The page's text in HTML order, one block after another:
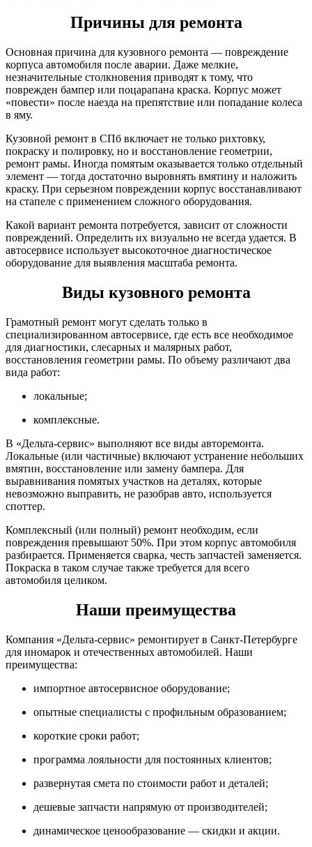
Причины для ремонта
Основная причина для кузовного ремонта — повреждение
корпуса автомобиля после аварии. Даже мелкие,
незначительные столкновения приводят к тому, что
поврежден бампер или поцарапана краска. Корпус может
«повести» после наезда на препятствие или попадание колеса
в яму.
Кузовной ремонт в СПб включает не только рихтовку,
покраску и полировку, но и восстановление геометрии,
ремонт рамы. Иногда помятым оказывается только отдельный
элемент — тогда достаточно выровнять вмятину и наложить
краску. При серьезном повреждении корпус восстанавливают
на стапеле с применением сложного оборудования.
Какой вариант ремонта потребуется, зависит от сложности
повреждений. Определить их визуально не всегда удается. В
автосервисе использует высокоточное диагностическое
оборудование для выявления масштаба ремонта.
Виды кузовного ремонта
Грамотный ремонт могут сделать только в
специализированном автосервисе, где есть все необходимое
для диагностики, слесарных и малярных работ,
восстановления геометрии рамы. По объему различают два
вида работ:
локальные;
комплексные.
В «Дельта-сервис» выполняют все виды авторемонта.
Локальные (или частичные) включают устранение небольших
вмятин, восстановление или замену бампера. Для
выравнивания помятых участков на деталях, которые
невозможно выправить, не разобрав авто, используется
споттер.
Комплексный (или полный) ремонт необходим, если
повреждения превышают 50%. При этом корпус автомобиля
разбирается. Применяется сварка, честь запчастей заменяется.
Покраска в таком случае также требуется для всего
автомобиля целиком.
Наши преимущества
Компания «Дельта-сервис» ремонтирует в Санкт-Петербурге
для иномарок и отечественных автомобилей. Наши
преимущества:
импортное автосервисное оборудование;
опытные специалисты с профильным образованием;
короткие сроки работ;
программа лояльности для постоянных клиентов;
развернутая смета по стоимости работ и деталей;
дешевые запчасти напрямую от производителей;
динамическое ценообразование — скидки и акции.